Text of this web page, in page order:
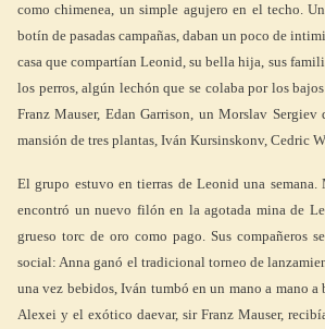
como chimenea, un simple agujero en el techo.
botín de pasadas campañas, daban un poco de
casa que compartían Leonid, su bella hija, sus
los perros, algún lechón que se colaba por los
Franz Mauser, Edan Garrison, un Morslav Sergiev
mansión de tres plantas, Iván Kursinskonv, Cedric
El grupo estuvo en tierras de Leonid una
encontró un nuevo filón en la agotada mina de
grueso torc de oro como pago. Sus compañeros
social: Anna ganó el tradicional torneo de
una vez bebidos, Iván tumbó en un mano a mano a
Alexei y el exótico daevar, sir Franz Mauser,